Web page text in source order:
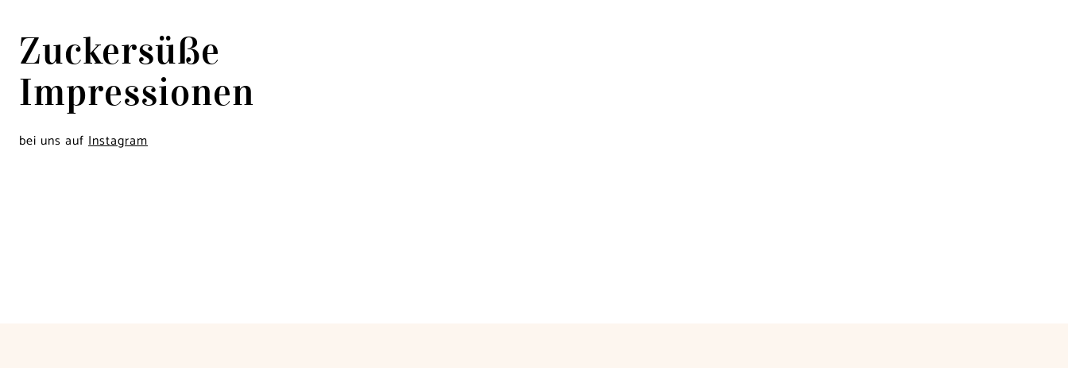
Zuckersüße
Impressionen
bei uns auf Instagram